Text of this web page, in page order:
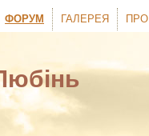
ГАЛЕРЕЯ
ФОРУМ